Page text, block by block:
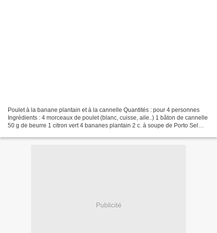
Poulet à la banane plantain et à la cannelle Quantités : pour 4 personnes
Ingrédients : 4 morceaux de poulet (blanc, cuisse, aile..) 1 bâton de cannelle
50 g de beurre 1 citron vert 4 bananes plantain 2 c. à soupe de Porto Sel
Publicité